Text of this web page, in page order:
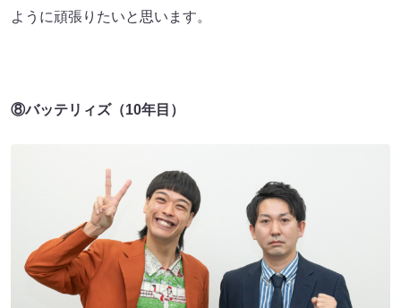
ように頑張りたいと思います。
⑧バッテリィズ（10年目）